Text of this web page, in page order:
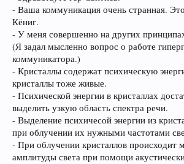
- Ваша коммуникация очень странная.
Кёниг.
- У меня совершенно на других
(Я задал мысленно вопрос о работе
коммуникатора.)
- Кристаллы содержат психическую
кристаллы тоже живые.
- Психической энергии в кристаллах
выделить узкую область спектра речи.
- Выделение психичесой энергии из
при облучении их нужными частотами
- При облучении кристаллов происходит
амплитуды света при помощи